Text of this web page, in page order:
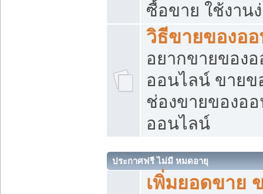
ซื้อขาย ใช้งาน
วิธีขายของอ
อยากขายของ
ออนไลน์ ขายข
ช่องขายของอ
ออนไลน์
ประกาศฟรี ไม่มี หมดอายุ
เพิ่มยอดขาย